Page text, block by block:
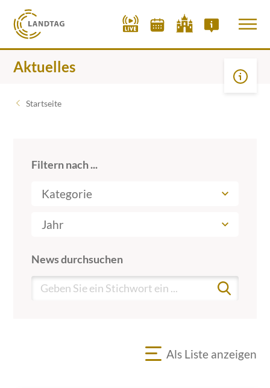
Aktuelles
Startseite
Filtern nach ...
Kategorie
Jahr
News durchsuchen
Als Liste anzeigen